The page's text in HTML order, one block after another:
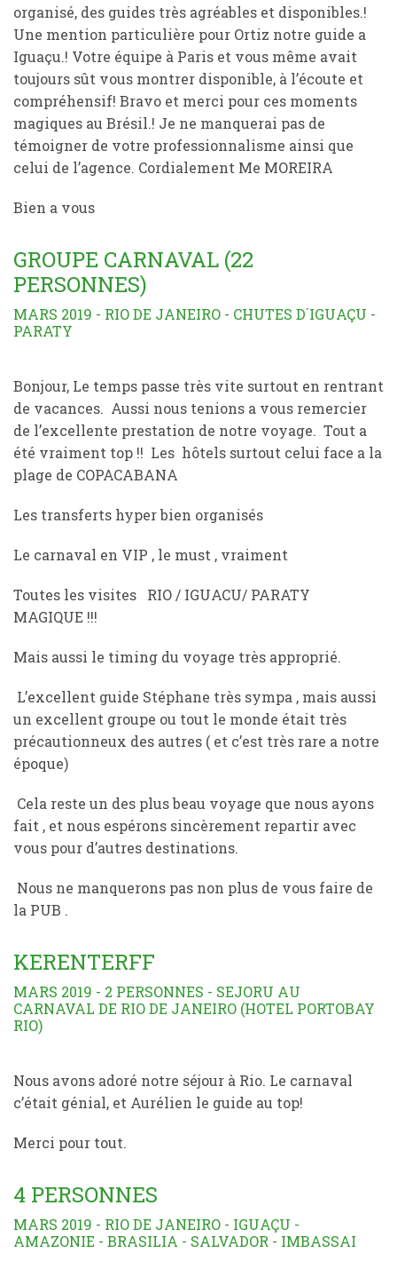
organisé, des guides très agréables et disponibles.!
Une mention particulière pour Ortiz notre guide a
Iguaçu.! Votre équipe à Paris et vous même avait
toujours sût vous montrer disponible, à l’écoute et
compréhensif! Bravo et merci pour ces moments
magiques au Brésil.! Je ne manquerai pas de
témoigner de votre professionnalisme ainsi que
celui de l’agence. Cordialement Me MOREIRA
Bien a vous
GROUPE CARNAVAL (22
PERSONNES)
MARS 2019 - RIO DE JANEIRO - CHUTES D´IGUAÇU -
PARATY
Bonjour, Le temps passe très vite surtout en rentrant
de vacances. Aussi nous tenions a vous remercier
de l’excellente prestation de notre voyage. Tout a
été vraiment top !! Les hôtels surtout celui face a la
plage de COPACABANA
Les transferts hyper bien organisés
Le carnaval en VIP , le must , vraiment
Toutes les visites RIO / IGUACU/ PARATY
MAGIQUE !!!
Mais aussi le timing du voyage très approprié.
L’excellent guide Stéphane très sympa , mais aussi
un excellent groupe ou tout le monde était très
précautionneux des autres ( et c’est très rare a notre
époque)
Cela reste un des plus beau voyage que nous ayons
fait , et nous espérons sincèrement repartir avec
vous pour d’autres destinations.
Nous ne manquerons pas non plus de vous faire de
la PUB .
KERENTERFF
MARS 2019 - 2 PERSONNES - SEJORU AU
CARNAVAL DE RIO DE JANEIRO (HOTEL PORTOBAY
RIO)
Nous avons adoré notre séjour à Rio. Le carnaval
c’était génial, et Aurélien le guide au top!
Merci pour tout.
4 PERSONNES
MARS 2019 - RIO DE JANEIRO - IGUAÇU -
AMAZONIE - BRASILIA - SALVADOR - IMBASSAI